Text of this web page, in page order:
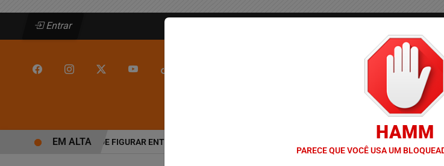
Entrar
/
JEQUIÉ DEIXA DE FIGURAR ENTRE AS CINCO CIDADES MAIS VIOLENTAS DO BRASIL E CAI PARA A 6ª
EM ALTA HAMM
PARECE QUE VOCÊ USA UM